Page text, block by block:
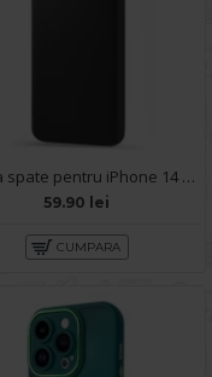
Husa spate pentru iPhone 14 Pro Max - Silicon Line Negru
59.90 lei
CUMPARA